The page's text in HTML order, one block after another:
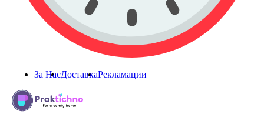
За НасДоставкаРекламации